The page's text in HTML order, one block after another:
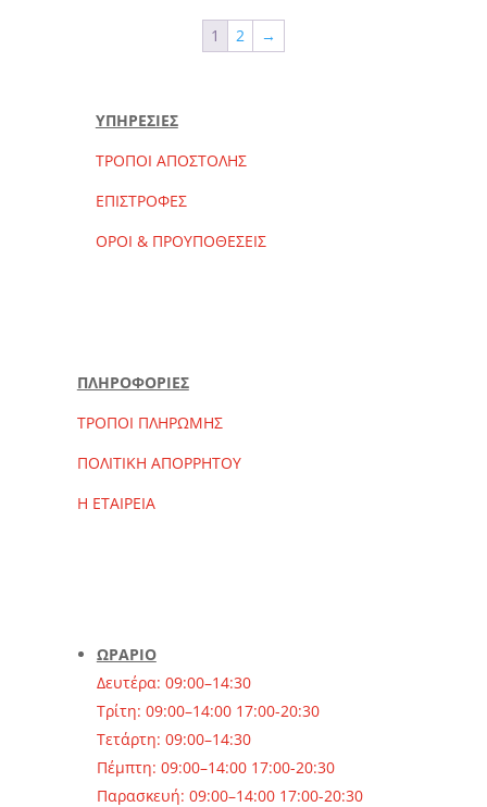
1 2 →
ΥΠΗΡΕΣΙΕΣ
ΤΡΟΠΟΙ ΑΠΟΣΤΟΛΗΣ
ΕΠΙΣΤΡΟΦΕΣ
ΟΡΟΙ & ΠΡΟΥΠΟΘΕΣΕΙΣ
ΠΛΗΡΟΦΟΡΙΕΣ
ΤΡΟΠΟΙ ΠΛΗΡΩΜΗΣ
ΠΟΛΙΤΙΚΗ ΑΠΟΡΡΗΤΟΥ
Η ΕΤΑΙΡΕΙΑ
ΩΡΑΡΙΟ
Δευτέρα: 09:00–14:30
Τρίτη: 09:00–14:00 17:00-20:30
Τετάρτη: 09:00–14:30
Πέμπτη: 09:00–14:00 17:00-20:30
Παρασκευή: 09:00–14:00 17:00-20:30